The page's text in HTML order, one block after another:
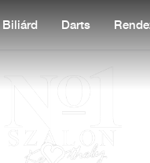
Biliárd Darts